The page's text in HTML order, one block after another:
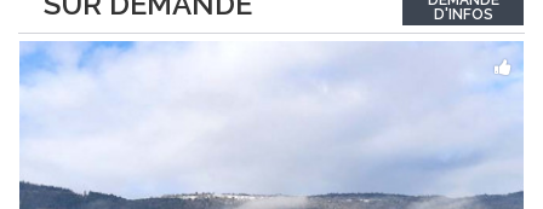
station et les sommets qui l'encadrent, un spectacle qui change
au fil des saisons. Avec...
D'INFOS